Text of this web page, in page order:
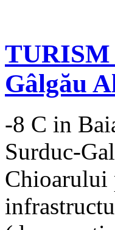
TURISM
Gâlgău
-8 C in
Surduc-
Chioarului